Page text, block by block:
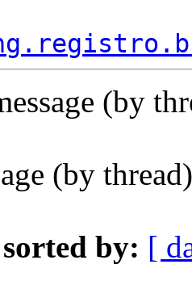
(by
(by
sorted by: [